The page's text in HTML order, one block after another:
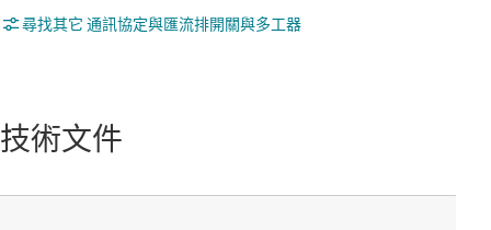
尋找其它 通訊協定與匯流排開關與多工器
技術文件